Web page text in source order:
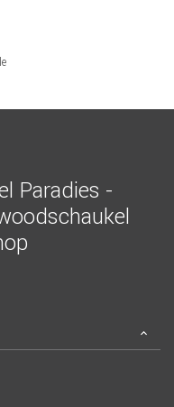
Paradies -